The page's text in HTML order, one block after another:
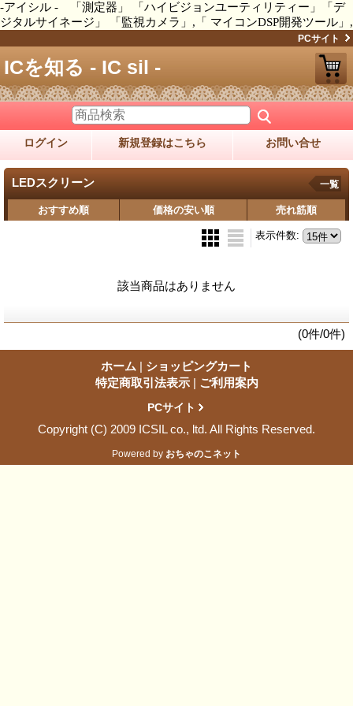
-アイシル - 「測定器」 「ハイビジョンユーティリティー」「デ
ジタルサイネージ」 「監視カメラ」,「 マイコンDSP開発ツール」,
PCサイト
ICを知る - IC sil -
ログイン 新規登録はこちら お問い合せ
LEDスクリーン 一覧
おすすめ順 価格の安い順 売れ筋順
表示件数:
該当商品はありません
(0件/0件)
ホーム | ショッピングカート
特定商取引法表示 | ご利用案内
PCサイト
Copyright (C) 2009 ICSIL co., ltd. All Rights Reserved.
Powered by おちゃのこネット